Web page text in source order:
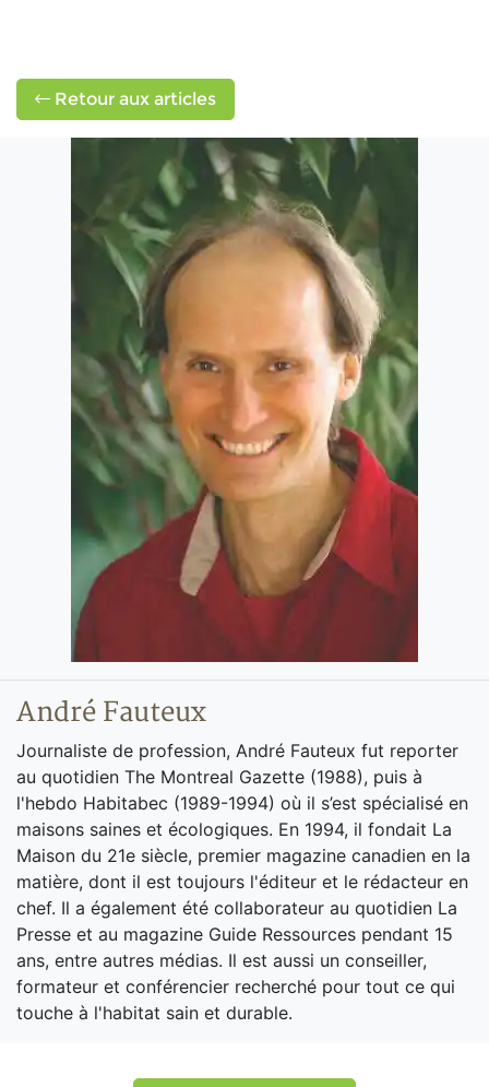
Retour aux articles
André Fauteux
Journaliste de profession, André Fauteux fut reporter
au quotidien The Montreal Gazette (1988), puis à
l'hebdo Habitabec (1989-1994) où il s’est spécialisé en
maisons saines et écologiques. En 1994, il fondait La
Maison du 21e siècle, premier magazine canadien en la
matière, dont il est toujours l'éditeur et le rédacteur en
chef. Il a également été collaborateur au quotidien La
Presse et au magazine Guide Ressources pendant 15
ans, entre autres médias. Il est aussi un conseiller,
formateur et conférencier recherché pour tout ce qui
touche à l'habitat sain et durable.